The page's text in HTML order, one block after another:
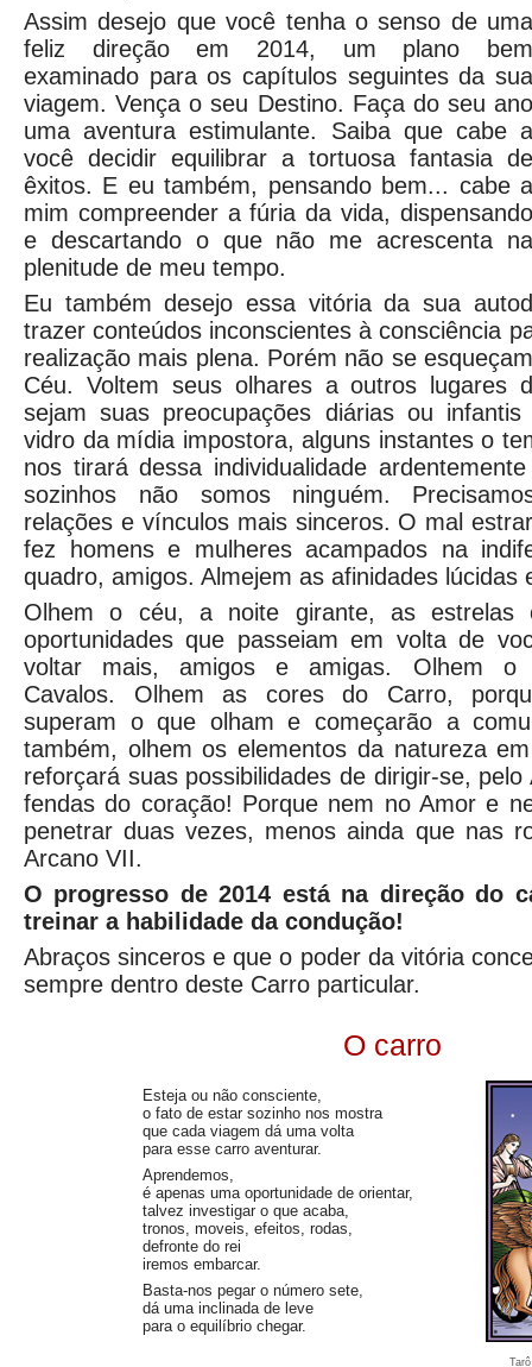
Assim desejo que você tenha o senso de uma
feliz direção em 2014, um plano bem
examinado para os capítulos seguintes da sua
viagem. Vença o seu Destino. Faça do seu ano
uma aventura estimulante. Saiba que cabe a
você decidir equilibrar a tortuosa fantasia de
êxitos. E eu também, pensando bem... cabe a
mim compreender a fúria da vida, dispensando
e descartando o que não me acrescenta na
plenitude de meu tempo.
Eu também desejo essa vitória da sua
trazer conteúdos inconscientes à consciência
realização mais plena. Porém não se
Céu. Voltem seus olhares a outros lugares
sejam suas preocupações diárias ou
vidro da mídia impostora, alguns instantes o
nos tirará dessa individualidade
sozinhos não somos ninguém.
relações e vínculos mais sinceros. O mal
fez homens e mulheres acampados na
quadro, amigos. Almejem as afinidades lúcidas
Olhem o céu, a noite girante, as estrelas
oportunidades que passeiam em volta de
voltar mais, amigos e amigas. Olhem o
Cavalos. Olhem as cores do Carro,
superam o que olham e começarão a
também, olhem os elementos da natureza
reforçará suas possibilidades de dirigir-se,
fendas do coração! Porque nem no Amor e
penetrar duas vezes, menos ainda que nas
Arcano VII.
O progresso de 2014 está na direção do
treinar a habilidade da condução!
Abraços sinceros e que o poder da vitória
sempre dentro deste Carro particular.
O carro
Esteja ou não consciente,
o fato de estar sozinho nos mostra
que cada viagem dá uma volta
para esse carro aventurar.
Aprendemos,
é apenas uma oportunidade de orientar,
talvez investigar o que acaba,
tronos, moveis, efeitos, rodas,
defronte do rei
iremos embarcar.
Basta-nos pegar o número sete,
dá uma inclinada de leve
para o equilíbrio chegar.